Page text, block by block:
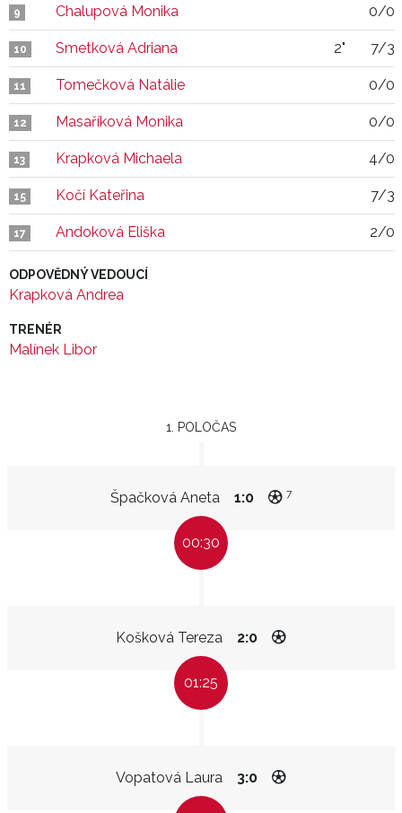
9 Chalupová Monika 0/0
10 Smetková Adriana 2" 7/3
11 Tomečková Natálie 0/0
12 Masaříková Monika 0/0
13 Krapková Michaela 4/0
15 Kočí Kateřina 7/3
17 Andoková Eliška 2/0
ODPOVĚDNÝ VEDOUCÍ
Krapková Andrea
TRENÉR
Malínek Libor
1. POLOČAS
Špačková Aneta 1:0 7
00:30
Košková Tereza 2:0
01:25
Vopatová Laura 3:0